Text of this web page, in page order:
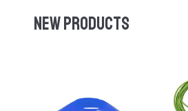
New products